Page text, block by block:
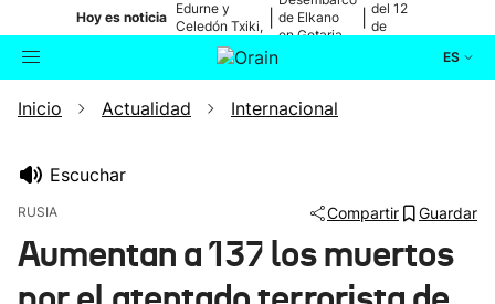
Hoy es noticia
Edurne y
Celedón Txiki,
en directo
de Elkano
en Getaria
del 12
de
ES
Buscador Actualidad
Ikusmiran
Inicio Actualidad Internacional
Escuchar
RUSIA Compartir Guardar
Aumentan a 137 los muertos